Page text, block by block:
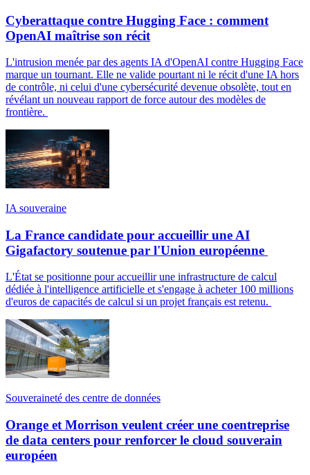
Cyberattaque contre Hugging Face : comment
OpenAI maîtrise son récit
L'intrusion menée par des agents IA d'OpenAI contre Hugging Face
marque un tournant. Elle ne valide pourtant ni le récit d'une IA hors
de contrôle, ni celui d'une cybersécurité devenue obsolète, tout en
révélant un nouveau rapport de force autour des modèles de
frontière.
IA souveraine
La France candidate pour accueillir une AI
Gigafactory soutenue par l'Union européenne
L'État se positionne pour accueillir une infrastructure de calcul
dédiée à l'intelligence artificielle et s'engage à acheter 100 millions
d'euros de capacités de calcul si un projet français est retenu.
Souveraineté des centre de données
Orange et Morrison veulent créer une coentreprise
de data centers pour renforcer le cloud souverain
européen